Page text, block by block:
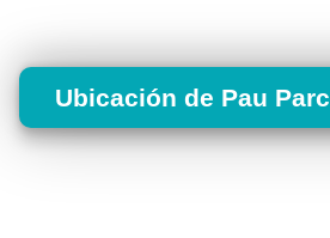
Ubicación de Pau Parc